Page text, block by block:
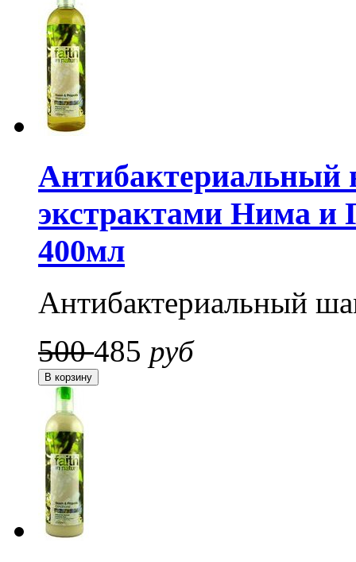
Антибактериальный
экстрактами Нима
400мл
Антибактериальный
500485 руб